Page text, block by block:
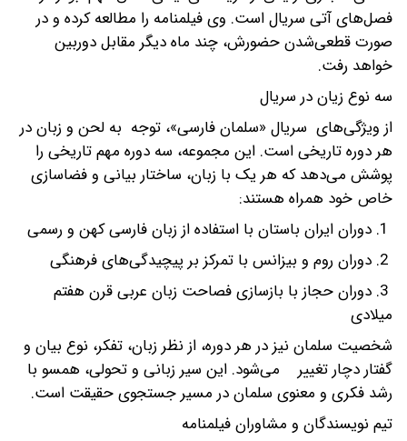
فصل‌های آتی سریال است. وی فیلمنامه را مطالعه کرده و در
صورت قطعی‌شدن حضورش، چند ماه دیگر مقابل دوربین
خواهد رفت.
سه نوع زیان در سریال
از ویژگی‌های سریال «سلمان فارسی»، توجه به لحن و زبان در
هر دوره تاریخی است. این مجموعه، سه دوره مهم تاریخی را
پوشش می‌دهد که هر یک با زبان، ساختار بیانی و فضاسازی
خاص خود همراه هستند:
3. دوران حجاز با بازسازی فصاحت زبان عربی قرن هفتم
میلادی
شخصیت سلمان نیز در هر دوره، از نظر زبان، تفکر، نوع بیان و
گفتار دچار تغییر می‌شود. این سیر زبانی و تحولی، همسو با
رشد فکری و معنوی سلمان در مسیر جستجوی حقیقت است.
تیم نویسندگان و مشاوران فیلمنامه